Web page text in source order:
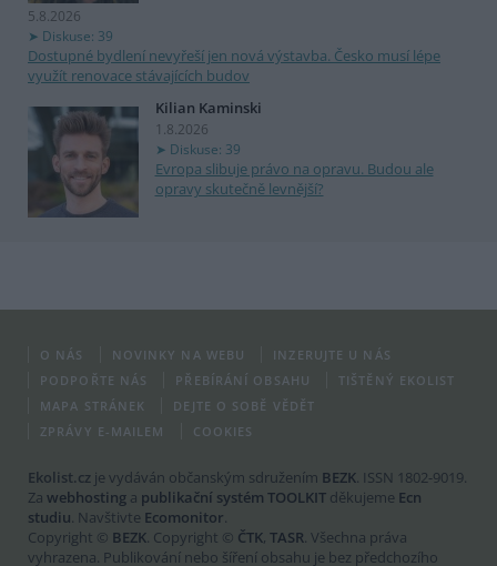
5.8.2026
Diskuse: 39
Dostupné bydlení nevyřeší jen nová výstavba. Česko musí lépe
využít renovace stávajících budov
Kilian Kaminski
1.8.2026
Diskuse: 39
Evropa slibuje právo na opravu. Budou ale
opravy skutečně levnější?
O NÁS NOVINKY NA WEBU
INZERUJTE U NÁS
PODPOŘTE NÁS
PŘEBÍRÁNÍ OBSAHU
TIŠTĚNÝ EKOLIST
MAPA STRÁNEK
DEJTE O SOBĚ VĚDĚT
ZPRÁVY E-MAILEM
COOKIES
Ekolist.cz je vydáván občanským sdružením BEZK. ISSN 1802-9019.
Za webhosting a publikační systém TOOLKIT děkujeme Ecn
studiu. Navštivte Ecomonitor.
Copyright © BEZK. Copyright © ČTK, TASR. Všechna práva
vyhrazena. Publikování nebo šíření obsahu je bez předchozího